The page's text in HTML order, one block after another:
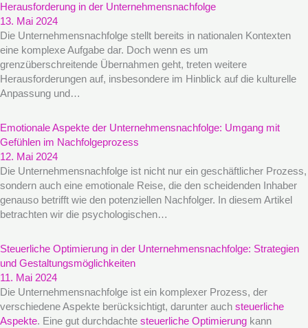
Herausforderung in der Unternehmensnachfolge
13. Mai 2024
Die Unternehmensnachfolge stellt bereits in nationalen Kontexten
eine komplexe Aufgabe dar. Doch wenn es um
grenzüberschreitende Übernahmen geht, treten weitere
Herausforderungen auf, insbesondere im Hinblick auf die kulturelle
Anpassung und…
Emotionale Aspekte der Unternehmensnachfolge: Umgang mit
Gefühlen im Nachfolgeprozess
12. Mai 2024
Die Unternehmensnachfolge ist nicht nur ein geschäftlicher Prozess,
sondern auch eine emotionale Reise, die den scheidenden Inhaber
genauso betrifft wie den potenziellen Nachfolger. In diesem Artikel
betrachten wir die psychologischen…
Steuerliche Optimierung in der Unternehmensnachfolge: Strategien
und Gestaltungsmöglichkeiten
11. Mai 2024
Die Unternehmensnachfolge ist ein komplexer Prozess, der
verschiedene Aspekte berücksichtigt, darunter auch steuerliche
Aspekte. Eine gut durchdachte steuerliche Optimierung kann